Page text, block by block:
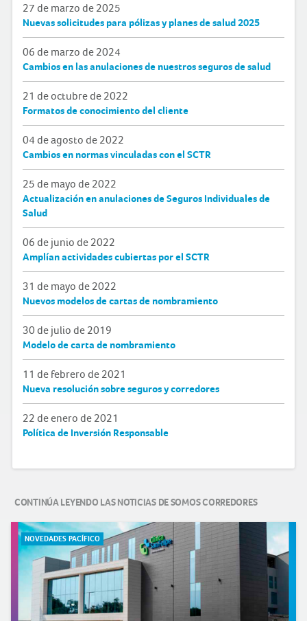
27 de marzo de 2025
Nuevas solicitudes para pólizas y planes de salud 2025
06 de marzo de 2024
Cambios en las anulaciones de nuestros seguros de salud
21 de octubre de 2022
Formatos de conocimiento del cliente
04 de agosto de 2022
Cambios en normas vinculadas con el SCTR
25 de mayo de 2022
Actualización en anulaciones de Seguros Individuales de
Salud
06 de junio de 2022
Amplían actividades cubiertas por el SCTR
31 de mayo de 2022
Nuevos modelos de cartas de nombramiento
30 de julio de 2019
Modelo de carta de nombramiento
11 de febrero de 2021
Nueva resolución sobre seguros y corredores
22 de enero de 2021
Política de Inversión Responsable
CONTINÚA LEYENDO LAS NOTICIAS DE SOMOS CORREDORES
NOVEDADES PACÍFICO